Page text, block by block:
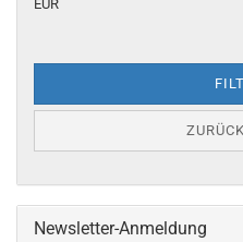
EUR
Newsletter-Anmeldung